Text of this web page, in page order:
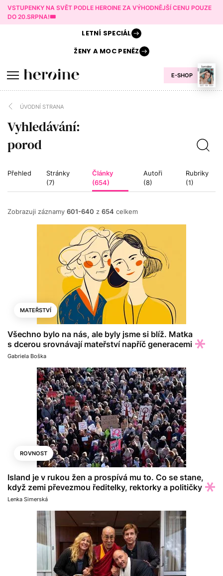
VSTUPENKY NA SVĚT PODLE HEROINE ZA VÝHODNĚJŠÍ CENU POUZE
DO 20.SRPNA!🎟️
E-SHOP
LETNÍ SPECIÁL
ŽENY AMOC PENĚZ
ÚVODNÍ STRANA
Vyhledávání:
Přehled
Stránky
(7)
Články
(654)
Autoři
(8)
Rubriky
(1)
Zobrazuji záznamy 601-640 z 654 celkem
MATEŘSTVÍ
Všechno bylo na nás, ale byly jsme si blíž. Matka
s dcerou srovnávají mateřství napříč generacemi
Gabriela Boška
ROVNOST
Island je v rukou žen a prospívá mu to. Co se stane,
když zemi převezmou ředitelky, rektorky a političky
Lenka Simerská